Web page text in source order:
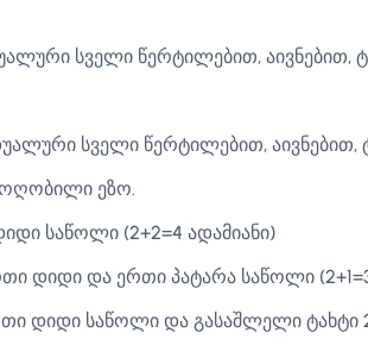
სველი წერტილებით, აივნებით,
სველი წერტილებით,
ეზო.
საწოლი (2+2=4 ადამიანი)
დიდი და ერთი პატარა საწოლი
დიდი საწოლი და გასაშლელი ტახტი 2